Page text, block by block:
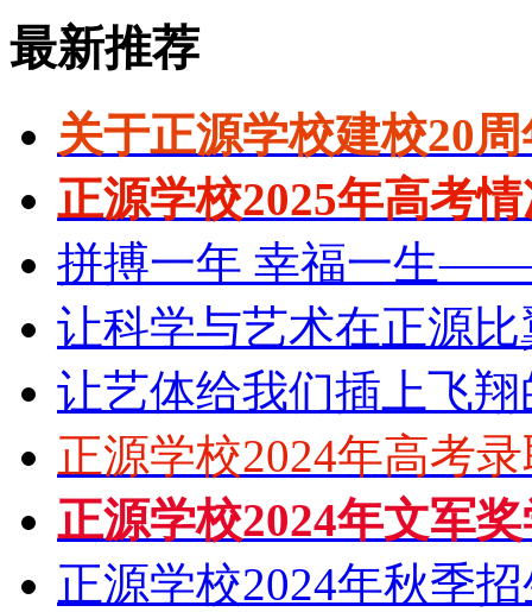
最新推荐
关于正源学校建校20
正源学校2025年高考
拼搏一年 幸福一生
让科学与艺术在正源
让艺体给我们插上飞
正源学校2024年高考
正源学校2024年文军
正源学校2024年秋季